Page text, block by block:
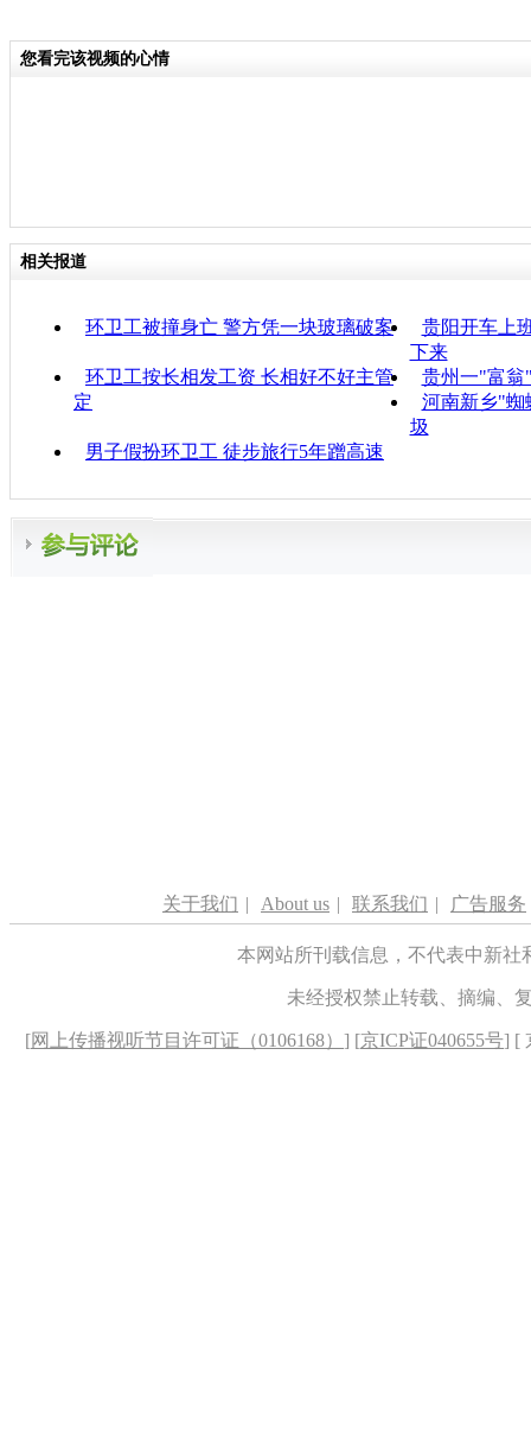
您看完该视频的心情
相关报道
环卫工被撞身亡 警方凭一块玻璃破案
贵阳开车上
下来
环卫工按长相发工资 长相好不好主管
定
贵州一"富翁
河南新乡"蜘
圾
男子假扮环卫工 徒步旅行5年蹭高速
关于我们 | About us | 联系我们 | 广告服务
本网站所刊载信息，不代表中新
未经授权禁止转载、摘编、
[网上传播视听节目许可证（0106168） ] [京ICP证040655号] [